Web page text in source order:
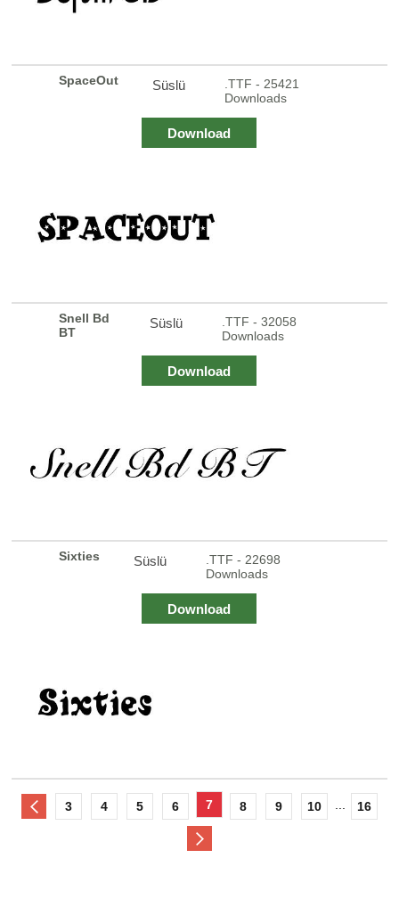
SpaceOut Süslü
.TTF - 25421
Downloads
Download
Snell Bd
BT
Süslü
.TTF - 32058
Downloads
Download
Sixties Süslü
.TTF - 22698
Downloads
Download
3 4 5 6 7 8 9 10 16